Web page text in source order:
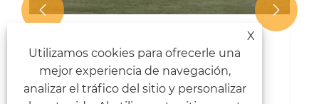
La carpa de fiesta es una gran opción
para eventos sociales
Ver más >>
 
X
Utilizamos cookies para ofrecerle una
mejor experiencia de navegación,
analizar el tráfico del sitio y personalizar